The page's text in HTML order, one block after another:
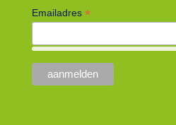
Emailadres *